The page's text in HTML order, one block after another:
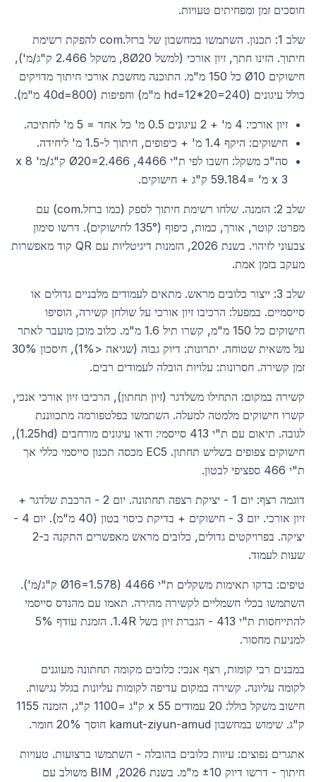
חוסכים זמן ומפחיתים טעויות.
שלב 1: תכנון. השתמשו במחשבון של ברזל.com להפקת רשימת
חיתוך. הזינו חתך, זיון אורכי (למשל 8Ø20, משקל 2.466 ק"ג/מ'),
חישוקים Ø10 כל 150 מ"מ. התוכנה מחשבת אורכי חיתוך מדויקים
כולל עיגונים (hd=12*20=240 מ"מ) וחפיפות (40d=800 מ"מ).
זיון אורכי: 4 מ' + 2 עיגונים 0.5 מ' כל אחד = 5 מ' לחתיכה.
חישוקים: היקף 1.4 מ' + כיפופים, חיתוך ל-1.5 מ' ליחידה.
סה"כ משקל: חשבו לפי ת"י 4466, Ø20=2.466 ק"ג/מ' x 8
x 3 מ' =59.184 ק"ג + חישוקים.
שלב 2: הזמנה. שלחו רשימת חיתוך לספק (כמו ברזל.com) עם
מפרט: קוטר, אורך, כמות, כיפוף (135° לחישוקים). דרשו סימון
צבעוני לזיהוי. בשנת 2026, הזמנות דיגיטליות עם QR קוד מאפשרות
מעקב בזמן אמת.
שלב 3: ייצור כלובים מראש. מתאים לעמודים מלבניים גדולים או
סייסמיים. במפעל: הרכיבו זיון אורכי על שולחן קשירה, הוסיפו
חישוקים כל 150 מ"מ, קשרו תיל 1.6 מ"מ. כלוב מוכן מועבר לאתר
על משאית שטוחה. יתרונות: דיוק גבוה (שגיאה <1%), חיסכון 30%
זמן קשירה. חסרונות: עלויות הובלה לעמודים רבים.
קשירה במקום: התחילו משלדגר (זיון תחתון), הרכיבו זיון אורכי אנכי,
קשרו חישוקים מלמטה למעלה. השתמשו בפלטפורמה מתכווננת
לגובה. תיאום עם ת"י 413 סייסמי: ודאו עיגונים מורחבים (1.25hd),
חישוקים צפופים בשליש תחתון. EC5 מכסה תכנון סייסמי כללי אך
ת"י 466 ספציפי לבטון.
דוגמה רצף: יום 1 - יציקת רצפה תחתונה. יום 2 - הרכבת שלדגר +
זיון אורכי. יום 3 - חישוקים + בדיקת כיסוי בטון (40 מ"מ). יום 4 -
יציקה. בפרויקטים גדולים, כלובים מראש מאפשרים התקנה ב-2
שעות לעמוד.
טיפים: בדקו תאימות משקלים ת"י 4466 (Ø16=1.578 ק"ג/מ').
השתמשו בכלי חשמליים לקשירה מהירה. תאמו עם מהנדס סייסמי
להתייחסות ת"י 413 - הגברת זיון בשל 1.4R. הזמנת עודף 5%
למניעת מחסור.
במבנים רבי קומות, רצף אנכי: כלובים מקומה תחתונה מעוגנים
לקומה עליונה. קשירה במקום עדיפה לקומות עליונות בגלל נגישות.
חישוב משקל כולל: 20 עמודים x 55 ק"ג =1100 ק"ג, הזמנה 1155
ק"ג. שימוש במחשבון kamut-ziyun-amud חוסך 20% חומר.
אתגרים נפוצים: עיוות כלובים בהובלה - השתמשו ברצועות. טעויות
חיתוך - דרשו דיוק ±10 מ"מ. בשנת 2026, BIM משולב עם